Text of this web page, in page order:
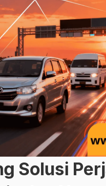
Solusi